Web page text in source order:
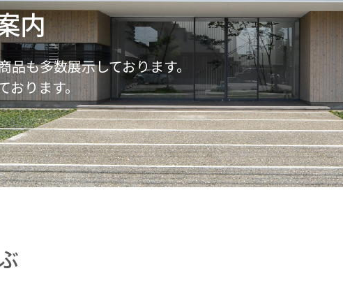
内
も多数展示しております。
ります。